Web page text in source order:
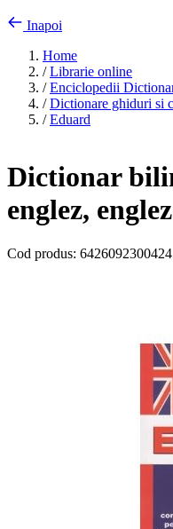
Inapoi
Home
/ Librarie online
/ Enciclopedii
/ Dictionare ghiduri si
/ Eduard
Dictionar
englez,
Cod produs: 6426092300424